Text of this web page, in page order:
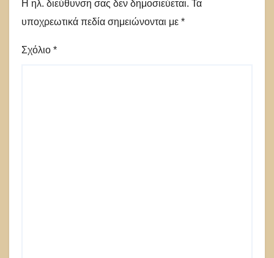
Η ηλ. διεύθυνση σας δεν δημοσιεύεται. Τα
υποχρεωτικά πεδία σημειώνονται με *
Σχόλιο *